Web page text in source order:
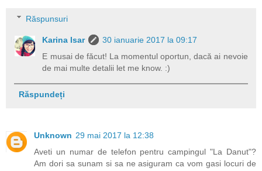
Răspunsuri
Karina Isar
30 ianuarie 2017 la 09:17
E musai de făcut! La momentul oportun, dacă ai nevoie
de mai multe detalii let me know. :)
Răspundeți
Unknown 29 mai 2017 la 12:38
Aveti un numar de telefon pentru campingul "La Danut"?
Am dori sa sunam si sa ne asiguram ca vom gasi locuri de